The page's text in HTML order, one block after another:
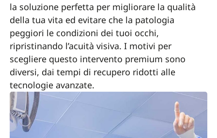
la soluzione perfetta per migliorare la qualità
della tua vita ed evitare che la patologia
peggiori le condizioni dei tuoi occhi,
ripristinando l’acuità visiva. I motivi per
scegliere questo intervento premium sono
diversi, dai tempi di recupero ridotti alle
tecnologie avanzate.